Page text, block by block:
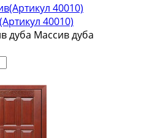
40010)
дуба Массив дуба